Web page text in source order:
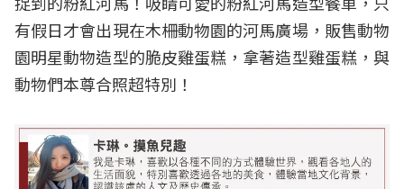
有假日才會出現在木柵動物園的河馬廣場，販售動物
園明星動物造型的脆皮雞蛋糕，拿著造型雞蛋糕，與
動物們本尊合照超特別！